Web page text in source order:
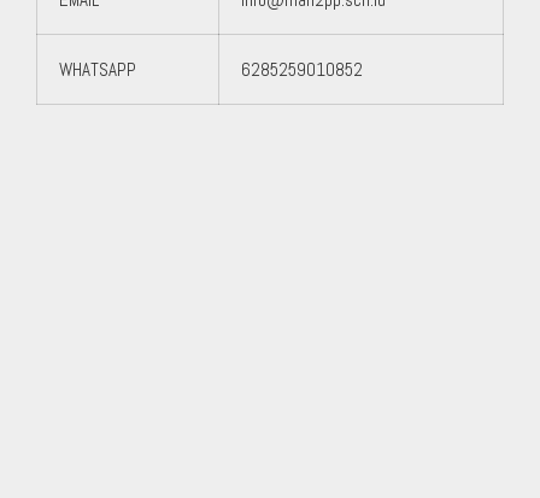
WHATSAPP 6285259010852